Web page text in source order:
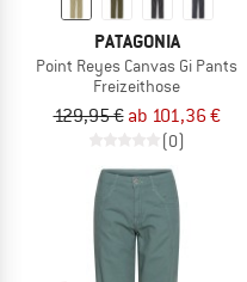
PATAGONIA
Point Reyes Canvas Gi Pants
Freizeithose
129,95 € ab 101,36 €
(0)